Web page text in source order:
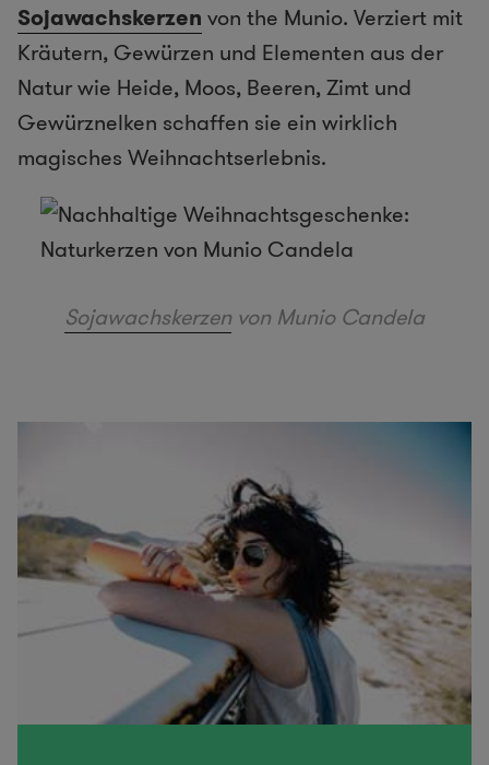
Sojawachskerzen von the Munio. Verziert mit
Kräutern, Gewürzen und Elementen aus der
Natur wie Heide, Moos, Beeren, Zimt und
Gewürznelken schaffen sie ein wirklich
magisches Weihnachtserlebnis.
Sojawachskerzen von Munio Candela